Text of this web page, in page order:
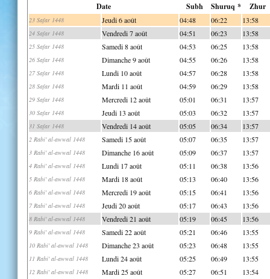
Date Subh Shuruq * Zhur
23 Safar 1448 Jeudi 6 août 04:48 06:22 13:58
24 Safar 1448 Vendredi 7 août 04:51 06:23 13:58
25 Safar 1448 Samedi 8 août 04:53 06:25 13:58
26 Safar 1448 Dimanche 9 août 04:55 06:26 13:58
27 Safar 1448 Lundi 10 août 04:57 06:28 13:58
28 Safar 1448 Mardi 11 août 04:59 06:29 13:58
29 Safar 1448 Mercredi 12 août 05:01 06:31 13:57
30 Safar 1448 Jeudi 13 août 05:03 06:32 13:57
31 Safar 1448 Vendredi 14 août 05:05 06:34 13:57
2 Rabi' al-awwal 1448 Samedi 15 août 05:07 06:35 13:57
3 Rabi' al-awwal 1448 Dimanche 16 août 05:09 06:37 13:57
4 Rabi' al-awwal 1448 Lundi 17 août 05:11 06:38 13:56
5 Rabi' al-awwal 1448 Mardi 18 août 05:13 06:40 13:56
6 Rabi' al-awwal 1448 Mercredi 19 août 05:15 06:41 13:56
7 Rabi' al-awwal 1448 Jeudi 20 août 05:17 06:43 13:56
8 Rabi' al-awwal 1448 Vendredi 21 août 05:19 06:45 13:56
9 Rabi' al-awwal 1448 Samedi 22 août 05:21 06:46 13:55
10 Rabi' al-awwal 1448 Dimanche 23 août 05:23 06:48 13:55
11 Rabi' al-awwal 1448 Lundi 24 août 05:25 06:49 13:55
12 Rabi' al-awwal 1448 Mardi 25 août 05:27 06:51 13:54